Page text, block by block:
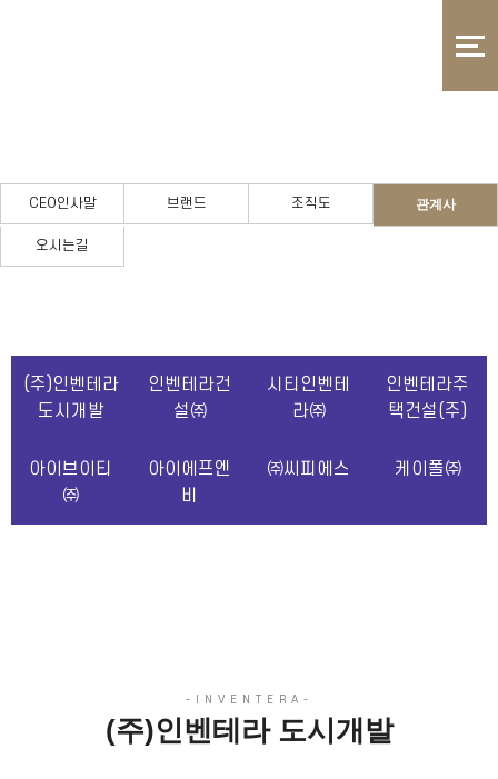
CEO인사말 브랜드 조직도 관계사
오시는길
(주)인벤테라
도시개발
인벤테라건
설㈜
시티인벤테
라㈜
인벤테라주
택건설(주)
아이브이티
㈜
아이에프엔
비
㈜씨피에스 케이폴㈜
(주)인벤테라 도시개발